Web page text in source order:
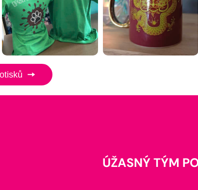
ÚŽASNÝ TÝM